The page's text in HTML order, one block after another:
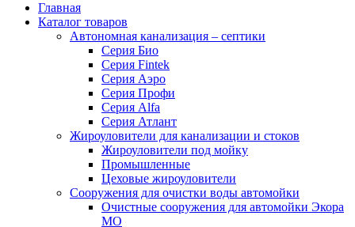
Главная
Каталог товаров
Автономная канализация – септики
Серия Био
Серия Fintek
Серия Аэро
Серия Профи
Серия Alfa
Серия Атлант
Жироуловители для канализации и стоков
Жироуловители под мойку
Промышленные
Цеховые жироуловители
Сооружения для очистки воды автомойки
Очистные сооружения для автомойки Экора
МО